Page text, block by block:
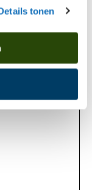
tonen